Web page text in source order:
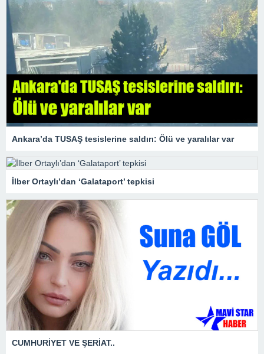
Ankara’da TUSAŞ tesislerine saldırı: Ölü ve yaralılar var
İlber Ortaylı’dan ‘Galataport’ tepkisi
CUMHURİYET VE ŞERİAT..